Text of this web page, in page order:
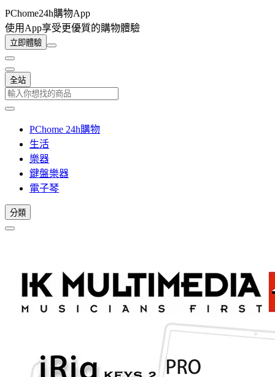
PChome24h購物App
使用App享受更優質的購物體驗
立即體驗
全站
PChome 24h購物
生活
樂器
鍵盤樂器
電子琴
分類